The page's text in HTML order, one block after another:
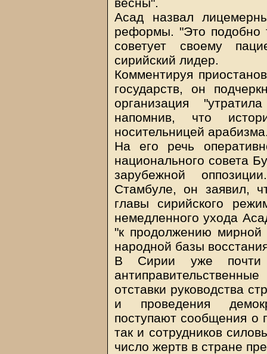
Асад назвал
реформы. "Это подобно
советует своему
сирийский лидер.
Комментируя
государств, он
организация
напомнив, что
носительницей
На его речь
национального совета
зарубежной
Стамбуле, он заявил,
главы сирийского
немедленного ухода
"к продолжению
народной базы
В Сирии уже почти
отставки руководства
и проведения
поступают сообщения о
так и сотрудников
число жертв в стране